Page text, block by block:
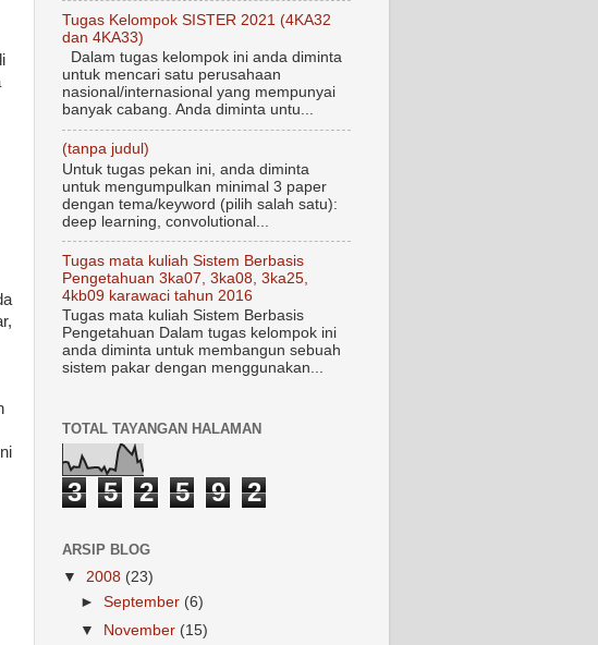
Tugas Kelompok SISTER 2021 (4KA32
dan 4KA33)
Dalam tugas kelompok ini anda diminta
untuk mencari satu perusahaan
nasional/internasional yang mempunyai
banyak cabang. Anda diminta untu...
(tanpa judul)
Untuk tugas pekan ini, anda diminta
untuk mengumpulkan minimal 3 paper
dengan tema/keyword (pilih salah satu):
deep learning, convolutional...
Tugas mata kuliah Sistem Berbasis
Pengetahuan 3ka07, 3ka08, 3ka25,
4kb09 karawaci tahun 2016
Tugas mata kuliah Sistem Berbasis
Pengetahuan Dalam tugas kelompok ini
anda diminta untuk membangun sebuah
sistem pakar dengan menggunakan...
TOTAL TAYANGAN HALAMAN
3 5 2 5 9 2
ARSIP BLOG
▼ 2008 (23)
►September (6)
▼
November (15)